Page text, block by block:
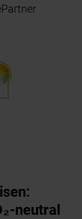
neutral